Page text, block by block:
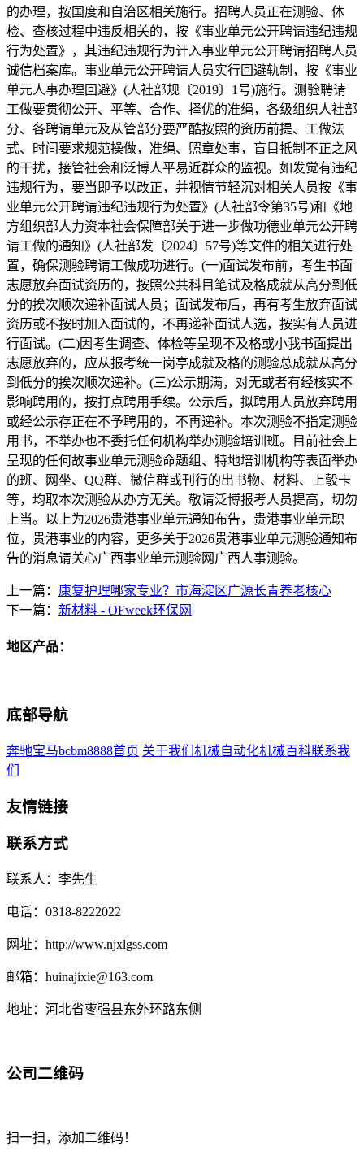
的办理，按国度和自治区相关施行。招聘人员正在测验、体
检、查核过程中违反相关的，按《事业单元公开聘请违纪违规
行为处置》，其违纪违规行为计入事业单元公开聘请招聘人员
诚信档案库。事业单元公开聘请人员实行回避轨制，按《事业
单元人事办理回避》(人社部规〔2019〕1号)施行。测验聘请
工做要贯彻公开、平等、合作、择优的准绳，各级组织人社部
分、各聘请单元及从管部分要严酷按照的资历前提、工做法
式、时间要求规范操做，准绳、照章处事，盲目抵制不正之风
的干扰，接管社会和泛博人平易近群众的监视。如发觉有违纪
违规行为，要当即予以改正，并视情节轻沉对相关人员按《事
业单元公开聘请违纪违规行为处置》(人社部令第35号)和《地
方组织部人力资本社会保障部关于进一步做功德业单元公开聘
请工做的通知》(人社部发〔2024〕57号)等文件的相关进行处
置，确保测验聘请工做成功进行。(一)面试发布前，考生书面
志愿放弃面试资历的，按照公共科目笔试及格成就从高分到低
分的挨次顺次递补面试人员；面试发布后，再有考生放弃面试
资历或不按时加入面试的，不再递补面试人选，按实有人员进
行面试。(二)因考生调查、体检等呈现不及格或小我书面提出
志愿放弃的，应从报考统一岗亭成就及格的测验总成就从高分
到低分的挨次顺次递补。(三)公示期满，对无或者有经核实不
影响聘用的，按打点聘用手续。公示后，拟聘用人员放弃聘用
或经公示存正在不予聘用的，不再递补。本次测验不指定测验
用书，不举办也不委托任何机构举办测验培训班。目前社会上
呈现的任何故事业单元测验命题组、特地培训机构等表面举办
的班、网坐、QQ群、微信群或刊行的出书物、材料、上彀卡
等，均取本次测验从办方无关。敬请泛博报考人员提高，切勿
上当。以上为2026贵港事业单元通知布告，贵港事业单元职
位，贵港事业的内容，更多关于2026贵港事业单元测验通知布
告的消息请关心广西事业单元测验网广西人事测验。
上一篇： 康复护理哪家专业？市海淀区广源长青养老核心
下一篇： 新材料 - OFweek环保网
地区产品：
底部导航
奔驰宝马bcbm8888首页 关于我们 机械自动化机械百科联系我
们
友情链接
联系方式
联系人：李先生
电话：0318-8222022
网址：http://www.njxlgss.com
邮箱：huinajixie@163.com
地址：河北省枣强县东外环路东侧
公司二维码
扫一扫，添加二维码！